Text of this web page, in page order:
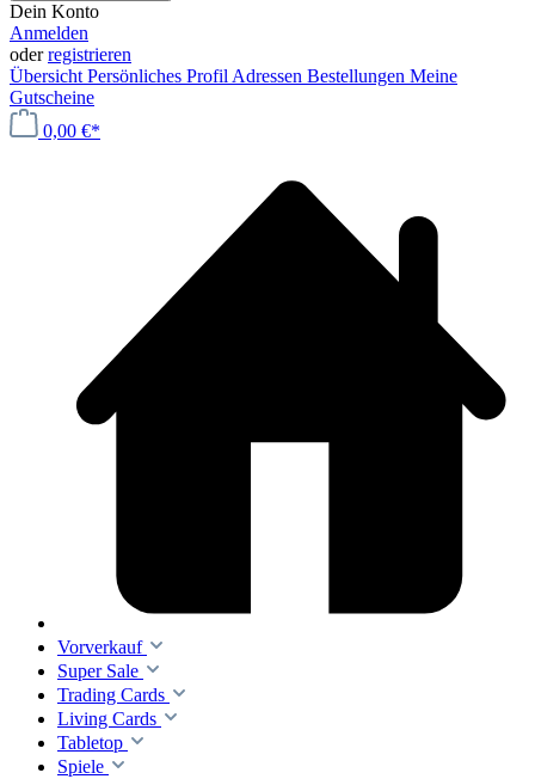
Dein Konto
Anmelden
oderregistrieren
Übersicht Persönliches Profil Adressen Bestellungen Meine
Gutscheine
0,00 €*
Vorverkauf
Super Sale
Trading Cards
Living Cards
Tabletop
Spiele